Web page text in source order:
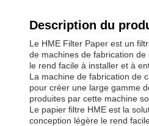
Description du
Le HME Filter Paper est un
de machines de fabrication
le rend facile à installer et à
La machine de fabrication de
pour créer une large gamme
produites par cette machine
Le papier filtre HME est la
conception légère le rend